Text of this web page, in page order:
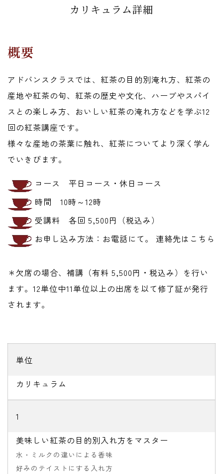
カリキュラム詳細
概要
アドバンスクラスでは、紅茶の目的別淹れ方、紅茶の
産地や紅茶の旬、紅茶の歴史や文化、ハーブやスパイ
スとの楽しみ方、おいしい紅茶の淹れ方などを学ぶ12
回の紅茶講座です。
様々な産地の茶葉に触れ、紅茶についてより深く学ん
でいきびます。
コース 平日コース・休日コース
時間 10時～12時
受講料 各回 5,500円（税込み）
お申し込み方法：お電話にて。 連絡先はこちら
＊欠席の場合、補講（有料 5,500円・税込み）を行い
ます。12単位中11単位以上の出席を以て修了証が発行
されます。
単位
カリキュラム
1
美味しい紅茶の目的別入れ方をマスター
水・ミルクの違いによる香味
好みのテイストにする入れ方